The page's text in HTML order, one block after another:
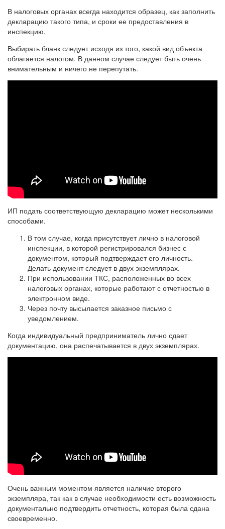
В налоговых органах всегда находится образец, как заполнить
декларацию такого типа, и сроки ее предоставления в
инспекцию.
Выбирать бланк следует исходя из того, какой вид объекта
облагается налогом. В данном случае следует быть очень
внимательным и ничего не перепутать.
ИП подать соответствующую декларацию может несколькими
способами.
В том случае, когда присутствует лично в налоговой
инспекции, в которой регистрировался бизнес с
документом, который подтверждает его личность.
Делать документ следует в двух экземплярах.
При использовании ТКС, расположенных во всех
налоговых органах, которые работают с отчетностью в
электронном виде.
Через почту высылается заказное письмо с
уведомлением.
Когда индивидуальный предприниматель лично сдает
документацию, она распечатывается в двух экземплярах.
Очень важным моментом является наличие второго
экземпляра, так как в случае необходимости есть возможность
документально подтвердить отчетность, которая была сдана
своевременно.